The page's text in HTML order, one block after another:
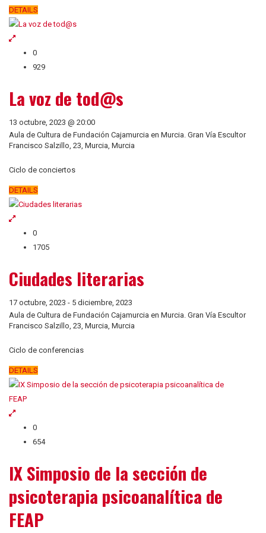
DETAILS
0
929
La voz de tod@s
13 octubre, 2023 @ 20:00
Aula de Cultura de Fundación Cajamurcia en Murcia. Gran Vía Escultor
Francisco Salzillo, 23, Murcia, Murcia
Ciclo de conciertos
DETAILS
0
1705
Ciudades literarias
17 octubre, 2023 - 5 diciembre, 2023
Aula de Cultura de Fundación Cajamurcia en Murcia. Gran Vía Escultor
Francisco Salzillo, 23, Murcia, Murcia
Ciclo de conferencias
DETAILS
0
654
IX Simposio de la sección de
psicoterapia psicoanalítica de
FEAP